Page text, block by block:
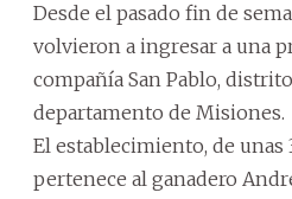
Desde el pasado fin de
volvieron a ingresar a una
compañía San Pablo,
departamento de Misiones.
El establecimiento, de unas
pertenece al ganadero